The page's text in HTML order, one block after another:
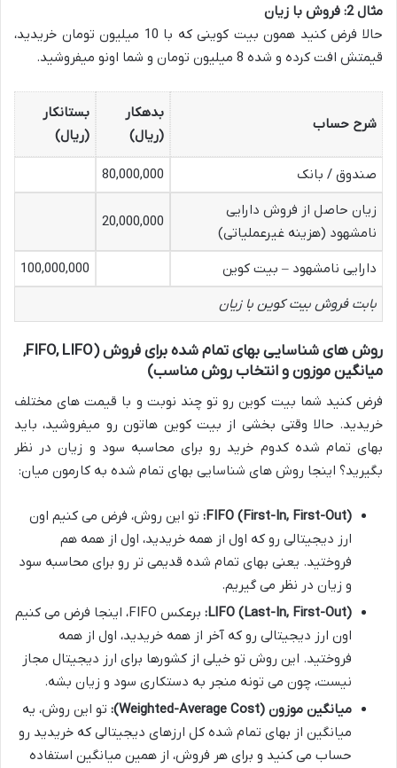
مثال 2: فروش با زیان
حالا فرض کنید همون بیت کوینی که با 10 میلیون تومان خریدید،
قیمتش افت کرده و شده 8 میلیون تومان و شما اونو میفروشید.
شرح حساب
بدهکار
(ریال)
بستانکار
(ریال)
صندوق / بانک
80,000,000
زیان حاصل از فروش دارایی
نامشهود (هزینه غیرعملیاتی)
20,000,000
دارایی نامشهود – بیت کوین
100,000,000
بابت فروش بیت کوین با زیان
روش های شناسایی بهای تمام شده برای فروش (FIFO, LIFO,
میانگین موزون و انتخاب روش مناسب)
فرض کنید شما بیت کوین رو تو چند نوبت و با قیمت های مختلف
خریدید. حالا وقتی بخشی از بیت کوین هاتون رو میفروشید، باید
بهای تمام شده کدوم خرید رو برای محاسبه سود و زیان در نظر
بگیرید؟ اینجا روش های شناسایی بهای تمام شده به کارمون میان:
FIFO (First-In, First-Out): تو این روش، فرض می کنیم اون
ارز دیجیتالی رو که اول از همه خریدید، اول از همه هم
فروختید. یعنی بهای تمام شده قدیمی تر رو برای محاسبه سود
و زیان در نظر می گیریم.
LIFO (Last-In, First-Out):
برعکس FIFO، اینجا فرض می کنیم
اون ارز دیجیتالی رو که آخر از همه خریدید، اول از همه
فروختید. این روش تو خیلی از کشورها برای ارز دیجیتال مجاز
نیست، چون می تونه منجر به دستکاری سود و زیان بشه.
میانگین موزون (Weighted-Average Cost):
تو این روش، یه
میانگین از بهای تمام شده کل ارزهای دیجیتالی که خریدید رو
حساب می کنید و برای هر فروش، از همین میانگین استفاده